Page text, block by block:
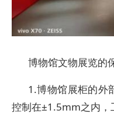
博物馆文物展览的
1.博物馆展柜的外
控制在±1.5mm之内，